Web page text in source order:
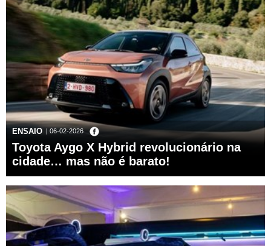
ENSAIO | 06-02-2026
Toyota Aygo X Hybrid revolucionário na
cidade… mas não é barato!